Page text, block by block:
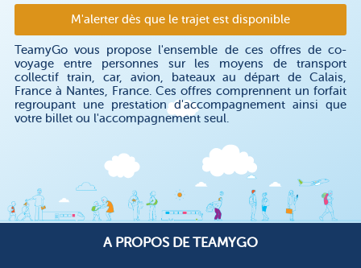
M'alerter dès que le trajet est disponible
TeamyGo vous propose l'ensemble de ces offres de co-
voyage entre personnes sur les moyens de transport
collectif train, car, avion, bateaux au départ de Calais,
France à Nantes, France. Ces offres comprennent un forfait
regroupant une prestation d'accompagnement ainsi que
votre billet ou l'accompagnement seul.
A PROPOS DE TEAMYGO